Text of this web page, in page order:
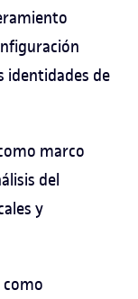
identidades de
marco
del
y